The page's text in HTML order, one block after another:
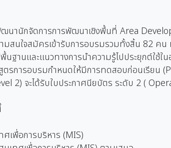
นานักจัดการการพัฒนาเชิงพื้นที่ Area
สนใจสมัครเข้ารับการอบรมรวมทั้งสิ้น 82 คน
านและแนวทางการนำความรู้ไปประยุกต์ใช้
การอบรมกำหนดให้มีการทดสอบก่อนเรียน
จะได้รับใบประกาศนียบัตร ระดับ 2 (
เพื่อการบริหาร (MIS)